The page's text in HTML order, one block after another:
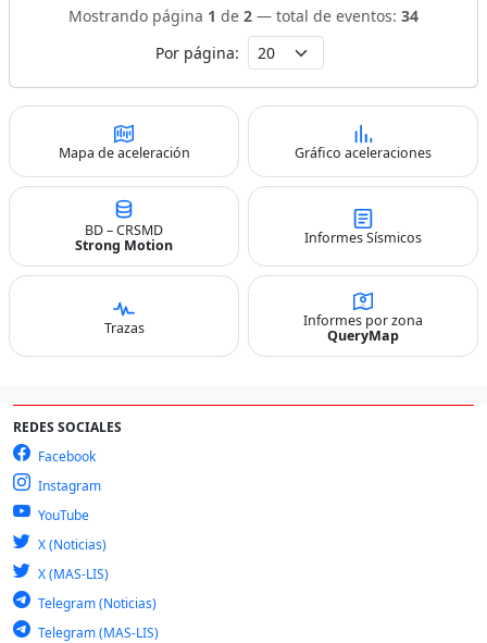
Mostrando página 1 de 2 — total de eventos: 34
Por página:
Mapa de aceleración Gráfico aceleraciones
BD – CRSMD
Strong Motion
Informes Sísmicos
Trazas
Informes por zona
QueryMap
REDES SOCIALES
Facebook
Instagram
YouTube
X (Noticias)
X (MAS-LIS)
Telegram (Noticias)
Telegram (MAS-LIS)